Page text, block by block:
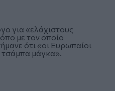
για «ελάχιστους
με τον οποίο
ότι «οι Ευρωπαίοι
τσάμπα μάγκα».